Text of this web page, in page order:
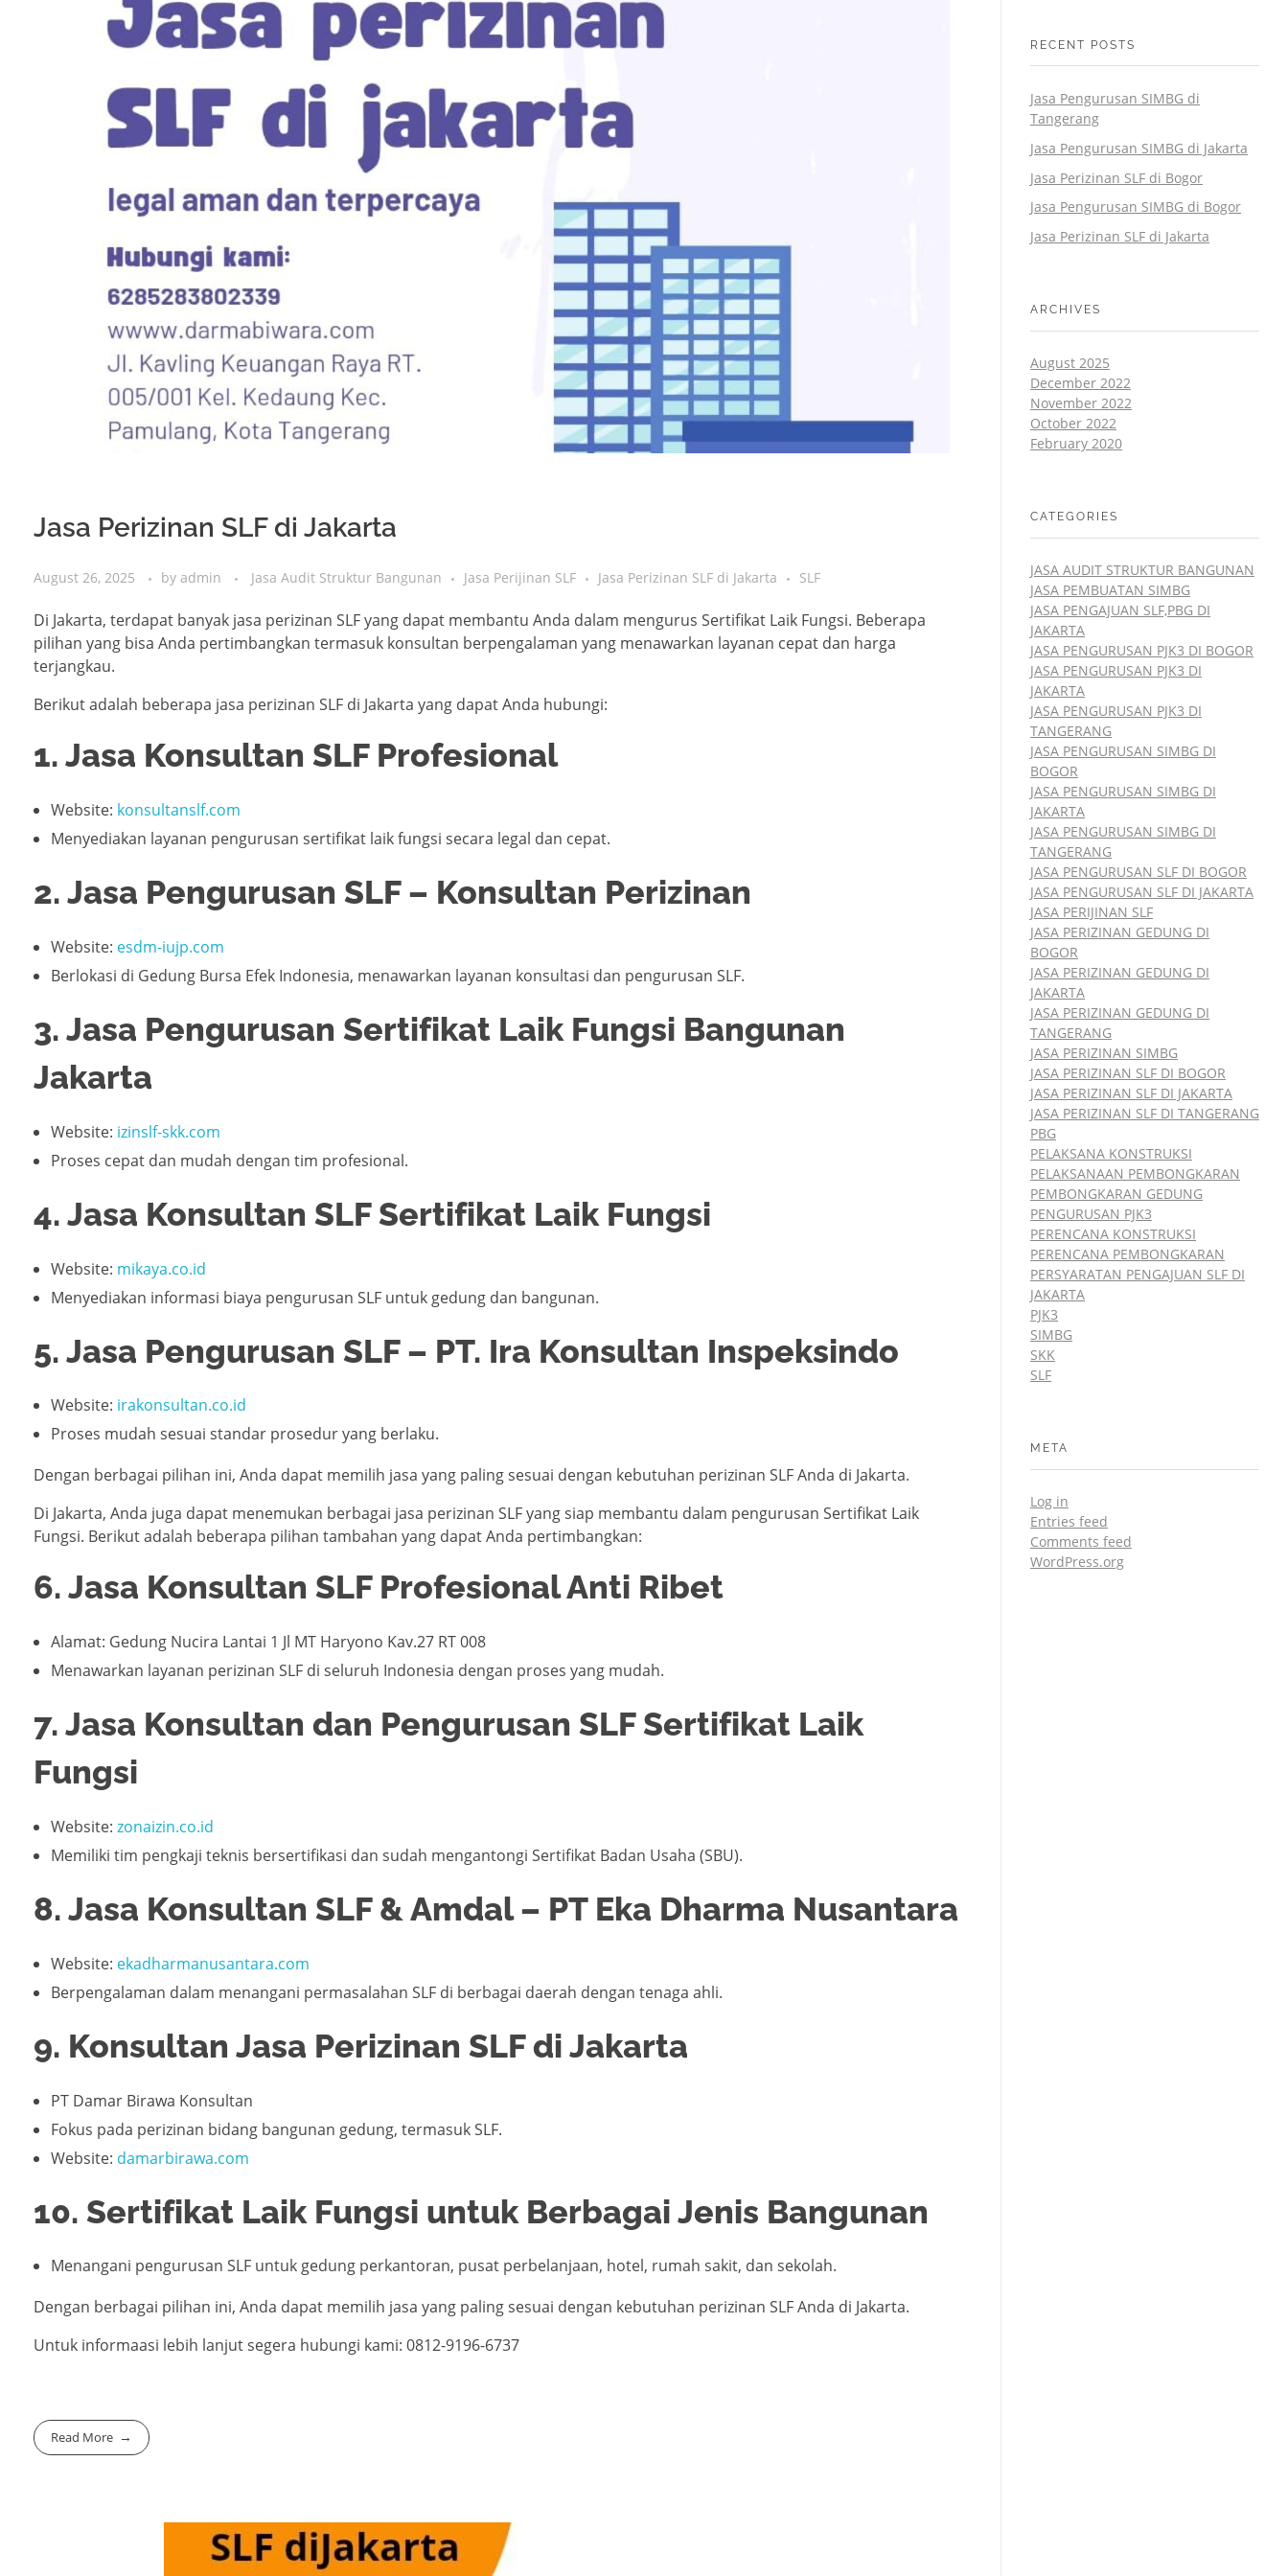
Jasa Perizinan SLF di Jakarta
August 26, 2025 by admin Jasa Audit Struktur Bangunan Jasa Perijinan SLF Jasa Perizinan SLF di Jakarta SLF
Di Jakarta, terdapat banyak jasa perizinan SLF yang dapat membantu Anda dalam mengurus Sertifikat Laik Fungsi. Beberapa
pilihan yang bisa Anda pertimbangkan termasuk konsultan berpengalaman yang menawarkan layanan cepat dan harga
terjangkau.
Berikut adalah beberapa jasa perizinan SLF di Jakarta yang dapat Anda hubungi:
1. Jasa Konsultan SLF Profesional
Website: konsultanslf.com
Menyediakan layanan pengurusan sertifikat laik fungsi secara legal dan cepat.
2. Jasa Pengurusan SLF – Konsultan Perizinan
Website: esdm-iujp.com
Berlokasi di Gedung Bursa Efek Indonesia, menawarkan layanan konsultasi dan pengurusan SLF.
3. Jasa Pengurusan Sertifikat Laik Fungsi Bangunan
Jakarta
Website: izinslf-skk.com
Proses cepat dan mudah dengan tim profesional.
4. Jasa Konsultan SLF Sertifikat Laik Fungsi
Website: mikaya.co.id
Menyediakan informasi biaya pengurusan SLF untuk gedung dan bangunan.
5. Jasa Pengurusan SLF – PT. Ira Konsultan Inspeksindo
Website: irakonsultan.co.id
Proses mudah sesuai standar prosedur yang berlaku.
Dengan berbagai pilihan ini, Anda dapat memilih jasa yang paling sesuai dengan kebutuhan perizinan SLF Anda di Jakarta.
Di Jakarta, Anda juga dapat menemukan berbagai jasa perizinan SLF yang siap membantu dalam pengurusan Sertifikat Laik
Fungsi. Berikut adalah beberapa pilihan tambahan yang dapat Anda pertimbangkan:
6. Jasa Konsultan SLF Profesional Anti Ribet
Alamat: Gedung Nucira Lantai 1 Jl MT Haryono Kav.27 RT 008
Menawarkan layanan perizinan SLF di seluruh Indonesia dengan proses yang mudah.
7. Jasa Konsultan dan Pengurusan SLF Sertifikat Laik
Fungsi
Website: zonaizin.co.id
Memiliki tim pengkaji teknis bersertifikasi dan sudah mengantongi Sertifikat Badan Usaha (SBU).
8. Jasa Konsultan SLF & Amdal – PT Eka Dharma Nusantara
Website: ekadharmanusantara.com
Berpengalaman dalam menangani permasalahan SLF di berbagai daerah dengan tenaga ahli.
9. Konsultan Jasa Perizinan SLF di Jakarta
PT Damar Birawa Konsultan
Fokus pada perizinan bidang bangunan gedung, termasuk SLF.
Website: damarbirawa.com
10. Sertifikat Laik Fungsi untuk Berbagai Jenis Bangunan
Menangani pengurusan SLF untuk gedung perkantoran, pusat perbelanjaan, hotel, rumah sakit, dan sekolah.
Dengan berbagai pilihan ini, Anda dapat memilih jasa yang paling sesuai dengan kebutuhan perizinan SLF Anda di Jakarta.
Untuk informaasi lebih lanjut segera hubungi kami: 0812-9196-6737
Read More
RECENT POSTS
Jasa Pengurusan SIMBG di
Tangerang
Jasa Pengurusan SIMBG di Jakarta
Jasa Perizinan SLF di Bogor
Jasa Pengurusan SIMBG di Bogor
Jasa Perizinan SLF di Jakarta
ARCHIVES
August 2025
December 2022
November 2022
October 2022
February 2020
CATEGORIES
JASA AUDIT STRUKTUR BANGUNAN
JASA PEMBUATAN SIMBG
JASA PENGAJUAN SLF,PBG DI
JAKARTA
JASA PENGURUSAN PJK3 DI BOGOR
JASA PENGURUSAN PJK3 DI
JAKARTA
JASA PENGURUSAN PJK3 DI
TANGERANG
JASA PENGURUSAN SIMBG DI
BOGOR
JASA PENGURUSAN SIMBG DI
JAKARTA
JASA PENGURUSAN SIMBG DI
TANGERANG
JASA PENGURUSAN SLF DI BOGOR
JASA PENGURUSAN SLF DI JAKARTA
JASA PERIJINAN SLF
JASA PERIZINAN GEDUNG DI
BOGOR
JASA PERIZINAN GEDUNG DI
JAKARTA
JASA PERIZINAN GEDUNG DI
TANGERANG
JASA PERIZINAN SIMBG
JASA PERIZINAN SLF DI BOGOR
JASA PERIZINAN SLF DI JAKARTA
JASA PERIZINAN SLF DI TANGERANG
PBG
PELAKSANA KONSTRUKSI
PELAKSANAAN PEMBONGKARAN
PEMBONGKARAN GEDUNG
PENGURUSAN PJK3
PERENCANA KONSTRUKSI
PERENCANA PEMBONGKARAN
PERSYARATAN PENGAJUAN SLF DI
JAKARTA
PJK3
SIMBG
SKK
SLF
META
Log in
Entries feed
Comments feed
WordPress.org